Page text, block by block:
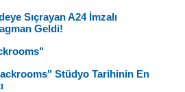
Sıçrayan A24 İmzalı
Geldi!
Stüdyo Tarihinin En